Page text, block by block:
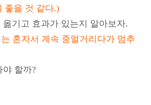
좋을 것 같다.)
기고 효과가 있는지 알아보자.
혼자서 계속 중얼거리다가 멈추
할까?